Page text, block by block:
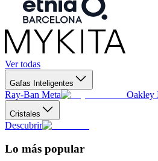
Ver todas
Gafas Inteligentes
Ray-Ban Meta Oakley
Cristales
Descubrir
Lo más popular